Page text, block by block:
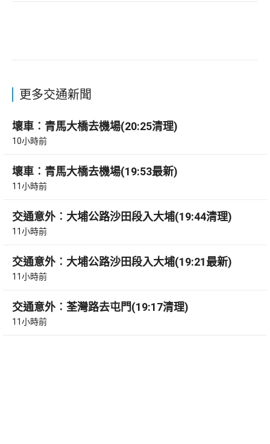
更多交通新聞
壞車︰青馬大橋去機場(20:25清理)
10小時前
壞車︰青馬大橋去機場(19:53最新)
11小時前
交通意外︰大埔公路沙田段入大埔(19:44清理)
11小時前
交通意外︰大埔公路沙田段入大埔(19:21最新)
11小時前
交通意外︰荃灣路去屯門(19:17清理)
11小時前